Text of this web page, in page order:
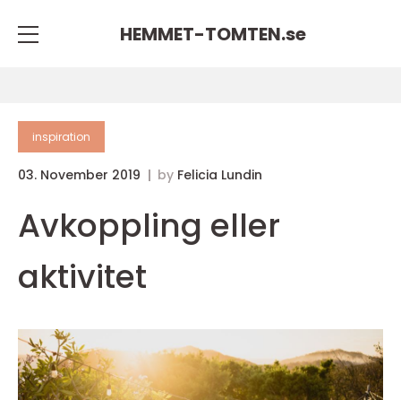
HEMMET-TOMTEN.se
inspiration
03. November 2019 by Felicia Lundin
Avkoppling eller
aktivitet